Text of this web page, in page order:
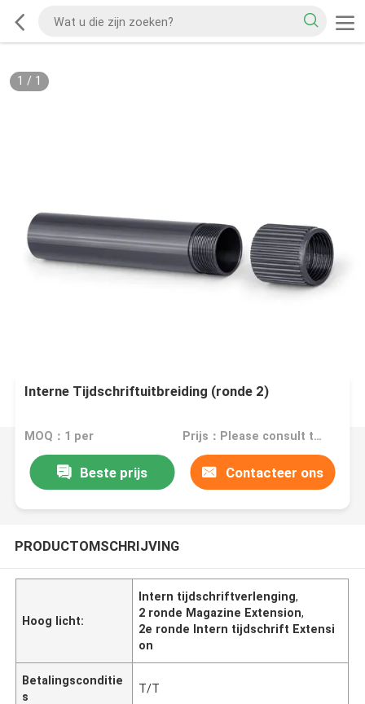
1 / 1
Interne Tijdschriftuitbreiding (ronde 2)
MOQ：1 per Prijs：Please consult the sales representative for details
Beste prijs Contacteer ons
PRODUCTOMSCHRIJVING
Hoog licht:
Intern tijdschriftverlenging,
2 ronde Magazine Extension,
2e ronde Intern tijdschrift Extensi
on
Betalingsconditie
s
T/T